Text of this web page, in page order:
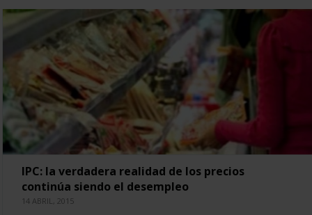
IPC: la verdadera realidad de los precios
continúa siendo el desempleo
14 ABRIL, 2015